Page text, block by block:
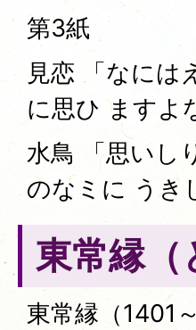
第3紙
見恋 「なには
に思ひ ますよ
水鳥 「思いし
のなミに うき
東常縁（
東常縁（1401